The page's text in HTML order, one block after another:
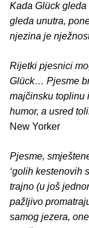
Kada Glück
gleda unutra,
njezina je
Rijetki pjesnici
Glück… Pjesme
majčinsku toplinu
humor, a usred
New Yorker
Pjesme,
‘golih kestenovih
trajno (u još
pažljivo
samog jezera,